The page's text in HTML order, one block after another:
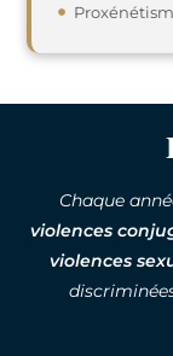
Chaque
violences
violences